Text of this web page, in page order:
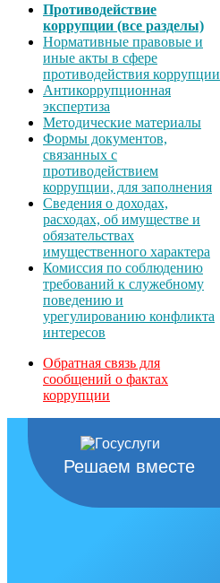
Противодействие
коррупции (все разделы)
Нормативные правовые и
иные акты в сфере
противодействия коррупции
Антикоррупционная
экспертиза
Методические материалы
Формы документов,
связанных с
противодействием
коррупции, для заполнения
Сведения о доходах,
расходах, об имуществе и
обязательствах
имущественного характера
Комиссия по соблюдению
требований к служебному
поведению и
урегулированию конфликта
интересов
Обратная связь для
сообщений о фактах
коррупции
Решаем вместе